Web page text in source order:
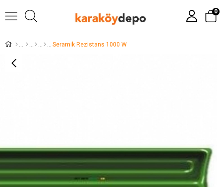
0
Seramik Rezistans 1000 W